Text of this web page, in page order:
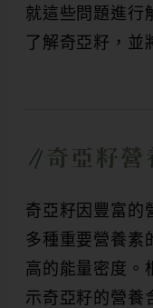
就這些問題進行
了解奇亞籽，
奇亞籽
奇亞籽因豐富的
多種重要營養素
高的能量密度。
示奇亞籽的營養